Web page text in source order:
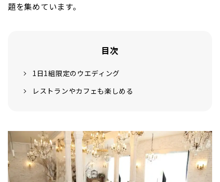
題を集めています。
目次
1日1組限定のウエディング
レストランやカフェも楽しめる